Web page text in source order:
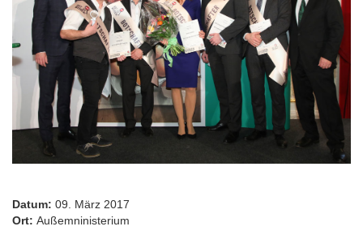
Datum: 09. März 2017
Ort: Außemninisterium